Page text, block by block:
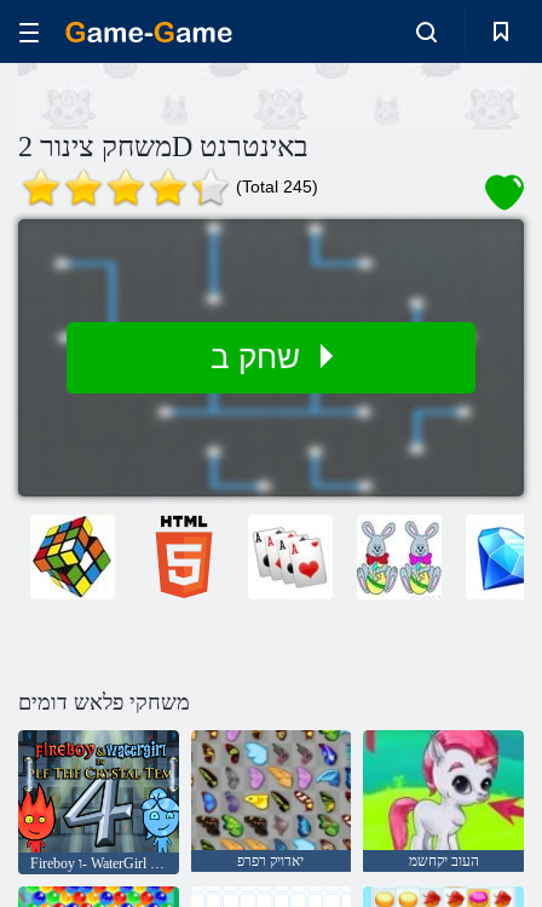
משחק צינור 2D באינטרנט
(Total 245)
משחקי פלאש דומים
Fireboy ו- WaterGirl 4: Temple Crystal יאדויק רפרפ העוב יקחשמ